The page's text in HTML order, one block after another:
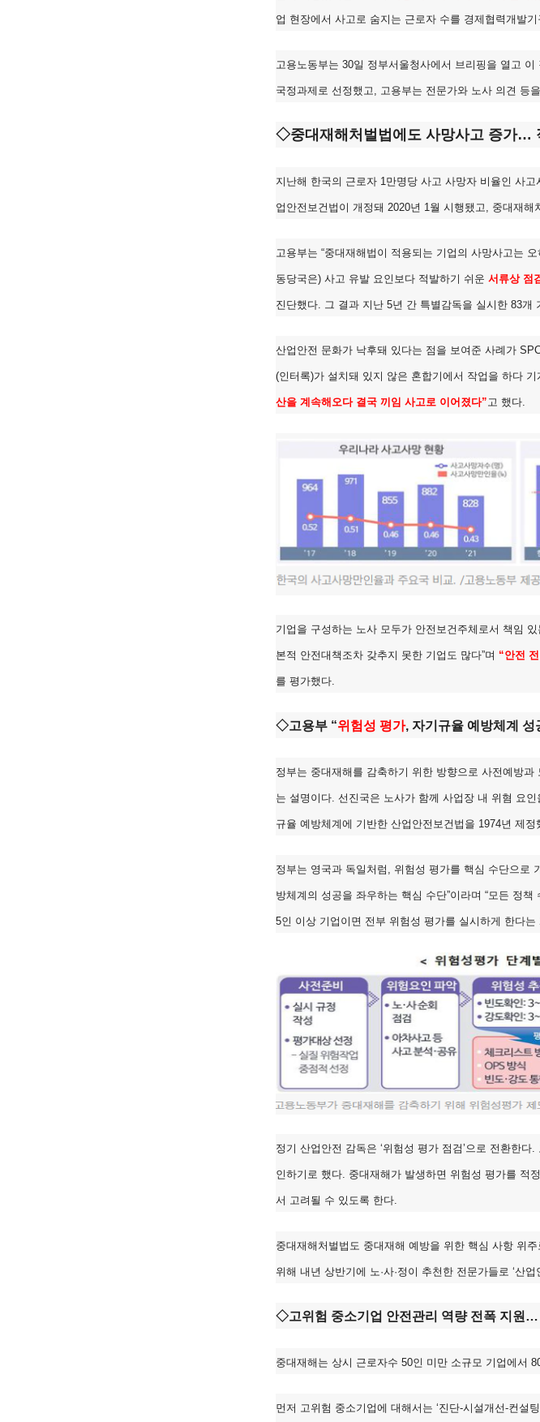
업 현장에서 사고로 숨지는 근로자 수를 경제협력개발
고용노동부는 30일 정부서울청사에서 브리핑을 열고
국정과제로 선정했고, 고용부는 전문가와 노사 의견 등
◇중대재해처벌법에도 사망사고 증가…
지난해 한국의 근로자 1만명당 사고 사망자 비율인 사
업안전보건법이 개정돼 2020년 1월 시행됐고, 중대재
고용부는 “중대재해법이 적용되는 기업의 사망사고는
동당국은) 사고 유발 요인보다 적발하기 쉬운 서류상 점
진단했다. 그 결과 지난 5년 간 특별감독을 실시한 83개
산업안전 문화가 낙후돼 있다는 점을 보여준 사례가
(인터록)가 설치돼 있지 않은 혼합기에서 작업을 하다
산을 계속해오다 결국 끼임 사고로 이어졌다” 고 했다.
기업을 구성하는 노사 모두가 안전보건주체로서 책임
본적 안전대책조차 갖추지 못한 기업도 많다”며 “안전
를 평가했다.
◇고용부 “위험성 평가, 자기규율 예방체계 성
정부는 중대재해를 감축하기 위한 방향으로 사전예방
는 설명이다. 선진국은 노사가 함께 사업장 내 위혐 요
규율 예방체계에 기반한 산업안전보건법을 1974년 제
정부는 영국과 독일처럼, 위험성 평가를 핵심 수단으로
방체계의 성공을 좌우하는 핵심 수단”이라며 “모든 정
5인 이상 기업이면 전부 위험성 평가를 실시하게 한다
정기 산업안전 감독은 ‘위험성 평가 점검’으로 전환한
인하기로 했다. 중대재해가 발생하면 위험성 평가를 적
서 고려될 수 있도록 한다.
중대재해처벌법도 중대재해 예방을 위한 핵심 사항 위
위해 내년 상반기에 노·사·정이 추천한 전문가들로 ‘산
◇고위험 중소기업 안전관리 역량 전폭 지원…
중대재해는 상시 근로자수 50인 미만 소규모 기업에서
먼저 고위험 중소기업에 대해서는 ‘진단-시설개선-컨설